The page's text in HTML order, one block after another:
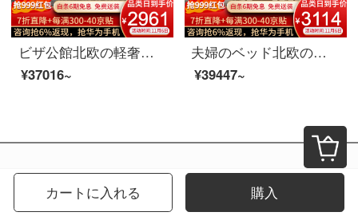
ビザ公館北欧の軽奢な真皮のベッドのイタリア式はきわめて簡単で、本当の木のダブルベッドの寝室の逸品の家具の1.8 m真皮の寝床の階の本当の牛皮（半皮）+落葉松の内で支えます+進級版は骨格を並べます
¥37016~
夫婦のベッド北欧の軽奢なツインベッド1.8メートルの近代的なシンプルなベッドルームの木製品の家具のベッド+ベッドの頭の棚*1 1800*2000
¥39447~
カートに入れる 購入